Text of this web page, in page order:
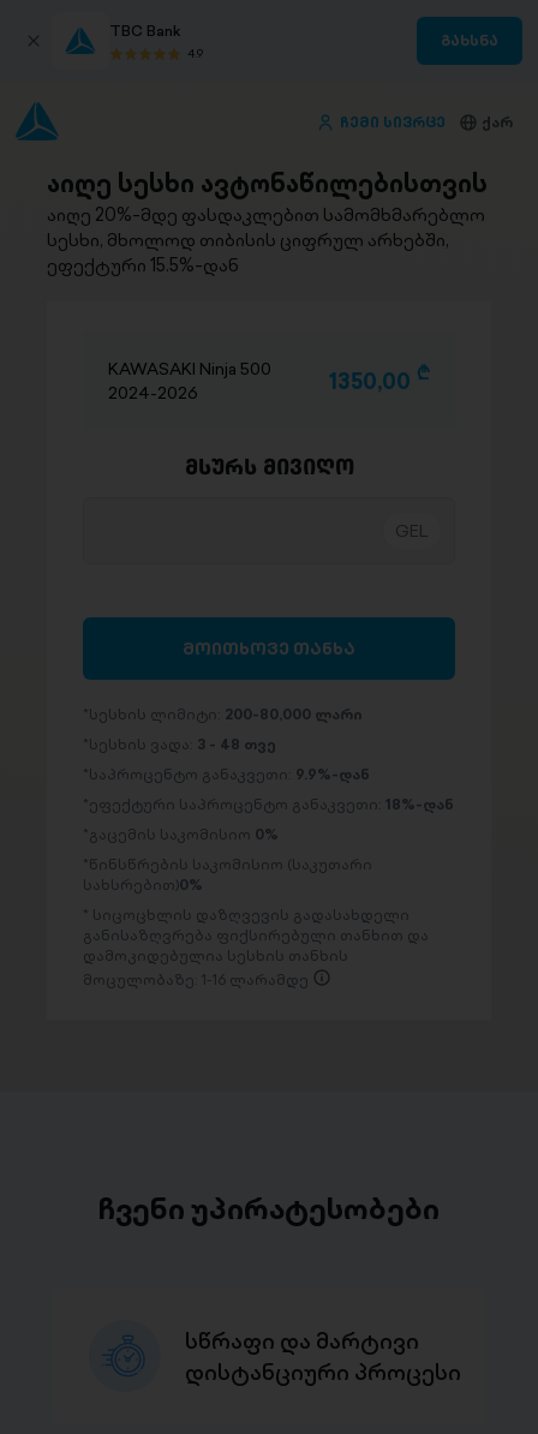
TBC Bank
4.9
გახსნა
ჩემი სივრცე ქარ
აიღე სესხი ავტონაწილებისთვის
აიღე 20%-მდე ფასდაკლებით სამომხმარებლო
სესხი, მხოლოდ თიბისის ციფრულ არხებში,
ეფექტური 15.5%-დან
KAWASAKI Ninja 500
2024-2026
1350,00 D
მსურს მივიღო
მოითხოვე თანხა
სესხის ლიმიტი: 200-80,000 ლარი
სესხის ვადა: 3 - 48 თვე
საპროცენტო განაკვეთი: 9.9%-დან
ეფექტური საპროცენტო განაკვეთი: 18%-დან
გაცემის საკომისიო 0%
წინსწრების საკომისიო (საკუთარი
სახსრებით)0%
სიცოცხლის დაზღვევის გადასახდელი
განისაზღვრება ფიქსირებული თანხით და
დამოკიდებულია სესხის თანხის
მოცულობაზე: 1-16 ლარამდე
ჩვენი უპირატესობები
სწრაფი და მარტივი
დისტანციური პროცესი